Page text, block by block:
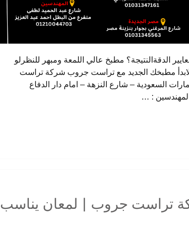
الدقةالنتيجة؟ مطبخ عالي اللمعة ومبهر للنظرلو
مطبخك الجديد مع تراست جروب شركة تراست
للمطابخ والدريسنج رومفرع مدينة نصر : 2 عمارات السعودية – شارع النزهة – امام دار الدفاع
تراست جروب | لمعان يناسب